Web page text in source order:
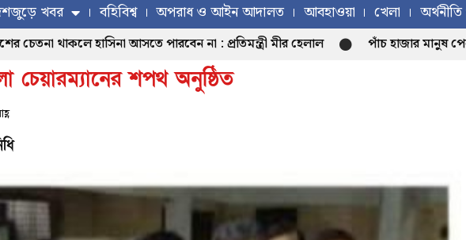
খবর বহিবিশ্ব অপরাধ ও আইন আদালত আবহাওয়া খেলা
থাকলে হাসিনা আসতে পারবেন না : প্রতিমন্ত্রী মীর হেলাল পাঁচ হাজার মানুষ পেল
চেয়ারম্যানের শপথ অনুষ্ঠিত